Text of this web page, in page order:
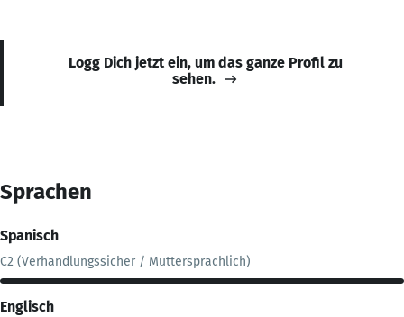
Logg Dich jetzt ein, um das ganze Profil zu
sehen.
Sprachen
Spanisch
C2 (Verhandlungssicher / Muttersprachlich)
Englisch